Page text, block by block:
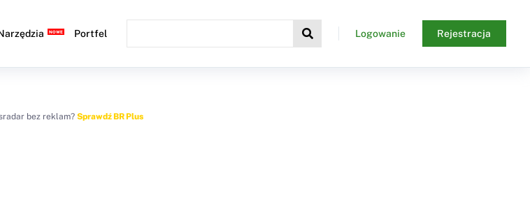
Portfel Logowanie Rejestracja
bez reklam? Sprawdź BR Plus